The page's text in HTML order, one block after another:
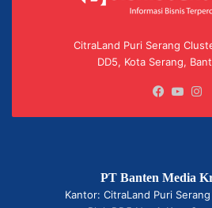
CitraLand Puri Serang
DD5, Kota Serang,
PT Banten Media
Kantor: CitraLand Puri